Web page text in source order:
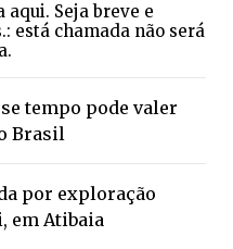
Seja breve e
está chamada não será
tempo pode valer
Brasil
por exploração
em Atibaia